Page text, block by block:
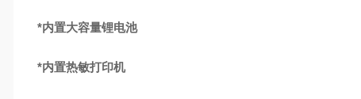
*内置大容量锂电池
*内置热敏打印机